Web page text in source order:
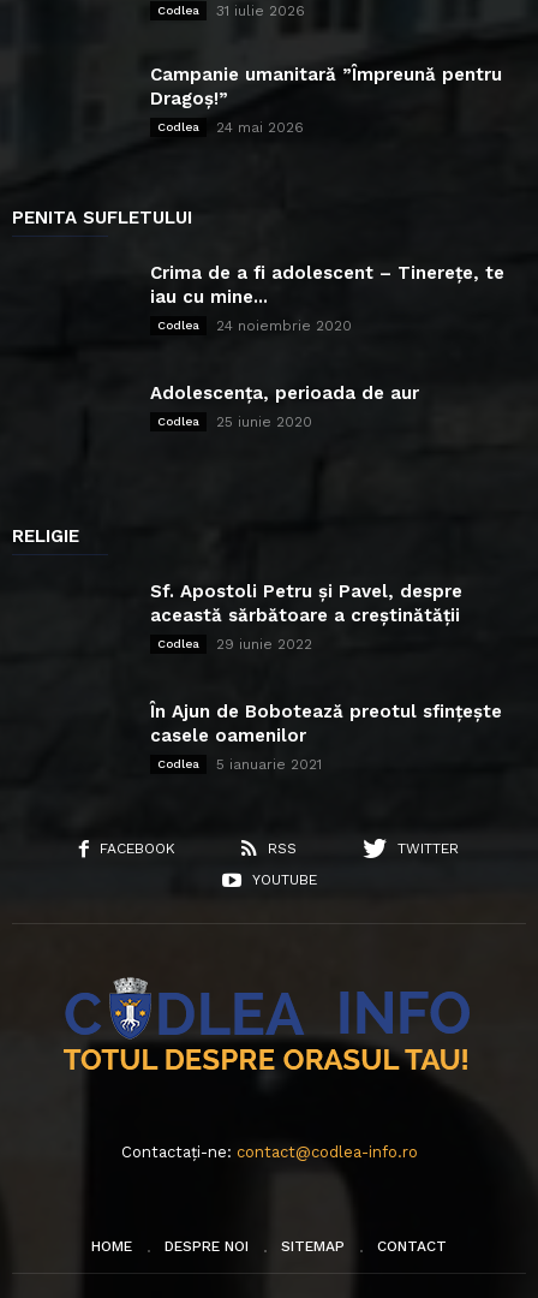
Codlea 31 iulie 2026
Campanie umanitară ”Împreună pentru
Dragoș!”
Codlea 24 mai 2026
PENITA SUFLETULUI
Crima de a fi adolescent – Tinerețe, te
iau cu mine...
Codlea 24 noiembrie 2020
Adolescența, perioada de aur
Codlea 25 iunie 2020
RELIGIE
Sf. Apostoli Petru și Pavel, despre
această sărbătoare a creștinătății
Codlea 29 iunie 2022
În Ajun de Bobotează preotul sfințește
casele oamenilor
Codlea 5 ianuarie 2021
FACEBOOK RSS
TWITTER
YOUTUBE
Contactați-ne: contact@codlea-info.ro
HOME DESPRE NOI SITEMAP CONTACT